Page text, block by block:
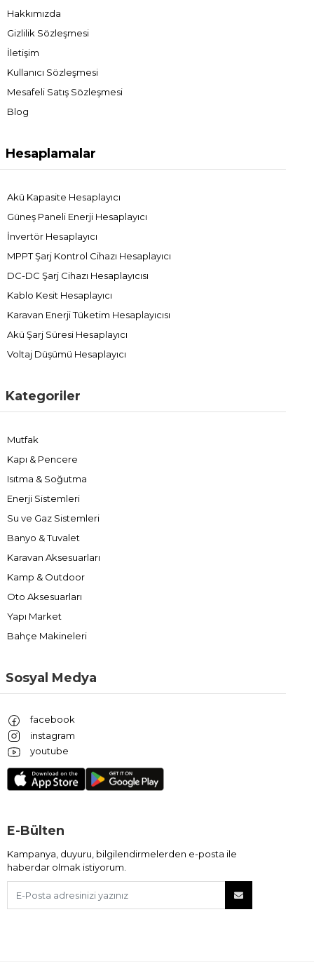
Hakkımızda
Gizlilik Sözleşmesi
İletişim
Kullanıcı Sözleşmesi
Mesafeli Satış Sözleşmesi
Blog
Hesaplamalar
Akü Kapasite Hesaplayıcı
Güneş Paneli Enerji Hesaplayıcı
İnvertör Hesaplayıcı
MPPT Şarj Kontrol Cihazı Hesaplayıcı
DC-DC Şarj Cihazı Hesaplayıcısı
Kablo Kesit Hesaplayıcı
Karavan Enerji Tüketim Hesaplayıcısı
Akü Şarj Süresi Hesaplayıcı
Voltaj Düşümü Hesaplayıcı
Kategoriler
Mutfak
Kapı & Pencere
Isıtma & Soğutma
Enerji Sistemleri
Su ve Gaz Sistemleri
Banyo & Tuvalet
Karavan Aksesuarları
Kamp & Outdoor
Oto Aksesuarları
Yapı Market
Bahçe Makineleri
Sosyal Medya
facebook
instagram
youtube
E-Bülten
Kampanya, duyuru, bilgilendirmelerden e-posta ile
haberdar olmak istiyorum.